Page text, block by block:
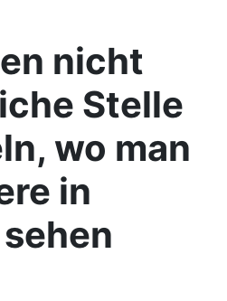
nicht
Stelle
wo man
in